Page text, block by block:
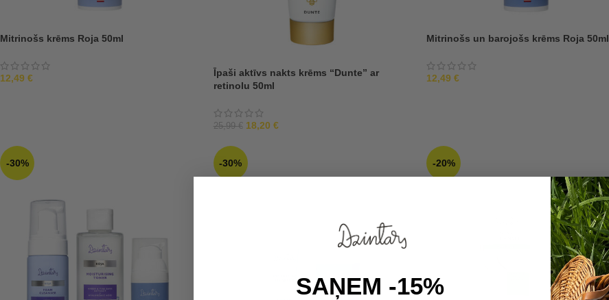
Mitrinošs krēms Roja 50ml
12,49 €
Īpaši aktīvs nakts krēms “Dunte” ar
retinolu 50ml
25,99€ 18,20 €
Mitrinošs un barojošs krēms Roja 50ml
12,49 €
-30% -30% -20%
SAŅEM -15%